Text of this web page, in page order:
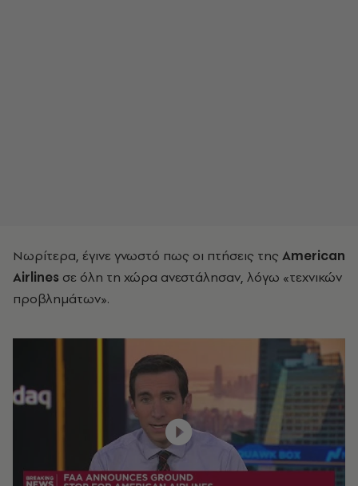
Νωρίτερα, έγινε γνωστό πως οι πτήσεις της American
Airlines σε όλη τη χώρα ανεστάλησαν, λόγω «τεχνικών
προβλημάτων».